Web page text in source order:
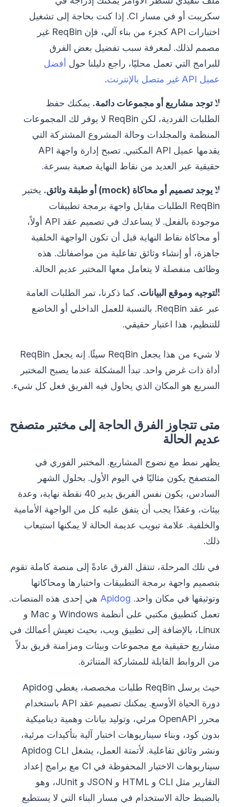
سكريبت أو في مسار CI. إذا كنت بحاجة إلى تشغيل
اختبارات API كجزء من بناء آلي، فإن ReqBin غير
مصمم لذلك. لمعرفة سبب تفضيل بعض الفرق
للبرامج التي تعمل محليًا، راجع دليلنا حول أفضل
عميل API غير متصل بالإنترنت
.
لا توجد مشاريع أو مجموعات دائمة. يمكنك حفظ
الطلبات الفردية، لكن ReqBin لا يوفر لك المجموعات
المنظمة والمجلدات وحالة المشروع المشتركة التي
يقدمها عميل API المكتبي. تصبح إدارة واجهة API
حقيقية عبر العديد من نقاط النهاية صعبة بسرعة.
لا يوجد تصميم أو محاكاة (mock) أو طبقة وثائق.
يختبر
ReqBin الطلبات مقابل واجهة برمجة تطبيقات
موجودة بالفعل. لا يساعدك في تصميم عقد API أولاً،
أو محاكاة نقاط النهاية قبل أن تكون الواجهة الخلفية
جاهزة، أو إنشاء وثائق تفاعلية من مواصفاتك. هذه
وظائف منفصلة لا يتعامل معها المختبر عديم الحالة.
التوجيه وموقع البيانات. كما ذكرنا، تمر الطلبات العامة
عبر عقد ReqBin. بالنسبة للعمل الداخلي أو الخاضع
للتنظيم، هذا اعتبار حقيقي.
لا شيء من هذا يجعل ReqBin سيئًا. إنه يجعل ReqBin
أداة ذات غرض واحد. تبدأ المشكلة عندما يصبح المختبر
السريع هو المكان الذي يحاول فيه الفريق فعل كل شيء.
متى تتجاوز الفرق الحاجة إلى مختبر متصفح
عديم الحالة
يظهر نمط مع نضوج المشاريع. المختبر الفوري في
المتصفح يكون مثاليًا في اليوم الأول. بحلول الشهر
السادس، يكون نفس الفريق يدير 40 نقطة نهاية، وعدة
بيئات، وعقدًا يجب أن يتفق عليه كل من الواجهة الأمامية
والخلفية. علامة تبويب عديمة الحالة لا يمكنها استيعاب
ذلك.
في تلك المرحلة، تنتقل الفرق عادةً إلى منصة كاملة تقوم
بتصميم واجهة برمجة التطبيقات واختبارها ومحاكاتها
وتوثيقها في مكان واحد. Apidog هي إحدى هذه المنصات.
تعمل كتطبيق مكتبي على أنظمة Windows و Mac و
Linux، بالإضافة إلى تطبيق ويب، بحيث تعيش أعمالك في
مشاريع حقيقية مع مجموعات وبيئات ومزامنة فريق بدلاً
من الروابط القابلة للمشاركة المتناثرة.
حيث يرسل ReqBin طلبات مخصصة، يغطي Apidog
دورة الحياة الأوسع. يمكنك تصميم عقد API باستخدام
محرر OpenAPI مرئي، وتوليد بيانات وهمية ديناميكية
بدون كود، وبناء سيناريوهات اختبار آلية بتأكيدات مرئية،
ونشر وثائق تفاعلية. لأتمتة العمل، يشغل Apidog CLI
سيناريوهات الاختبار المحفوظة في CI مع برامج إعداد
التقارير مثل CLI و HTML و JSON و JUnit، وهو
بالضبط حالة الاستخدام في مسار البناء التي لا يستطيع